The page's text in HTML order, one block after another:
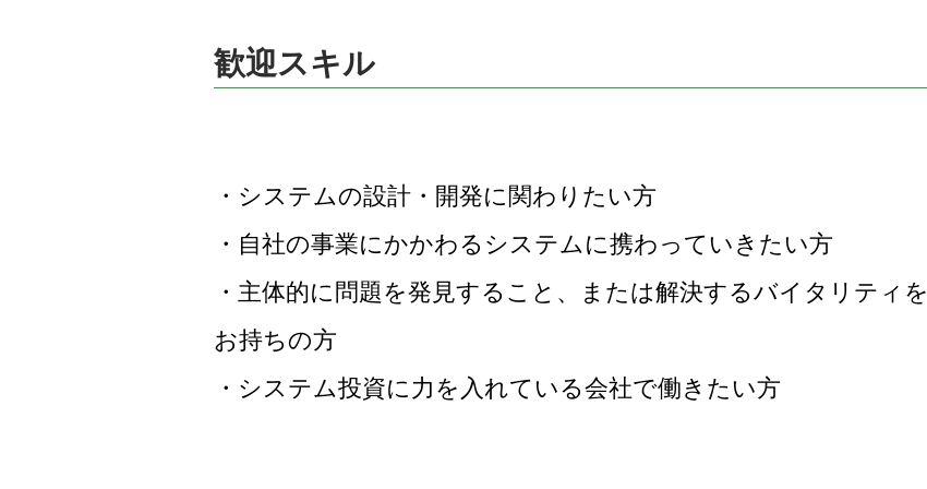
歓迎スキル
・システムの設計・開発に関わりたい方
・自社の事業にかかわるシステムに携わっていきたい方
・主体的に問題を発見すること、または解決するバイタリティを
お持ちの方
・システム投資に力を入れている会社で働きたい方